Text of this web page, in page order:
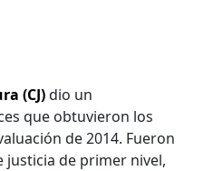
(CJ)dio un
que obtuvieron los
de 2014. Fueron
justicia de primer nivel,